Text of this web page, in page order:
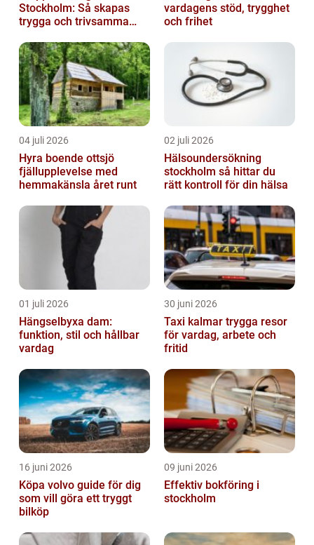
Stockholm: Så skapas
trygga och trivsamma
vardagens stöd, trygghet
och frihet
04 juli 2026
Hyra boende ottsjö
fjällupplevelse med
hemmakänsla året runt
02 juli 2026
Hälsoundersökning
stockholm så hittar du
rätt kontroll för din hälsa
01 juli 2026
Hängselbyxa dam:
funktion, stil och hållbar
vardag
30 juni 2026
Taxi kalmar trygga resor
för vardag, arbete och
fritid
16 juni 2026
Köpa volvo guide för dig
som vill göra ett tryggt
bilköp
09 juni 2026
Effektiv bokföring i
stockholm